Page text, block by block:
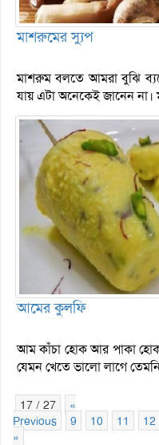
মাশরুমের স্যুপ
মাশরুম বলতে আমরা বুঝি
যায় এটা অনেকেই জানেন
আমের কুলফি
আম কাঁচা হোক আর পাকা
যেমন খেতে ভালো লাগে
17 / 27
«
Previous
9 10 11 12
»